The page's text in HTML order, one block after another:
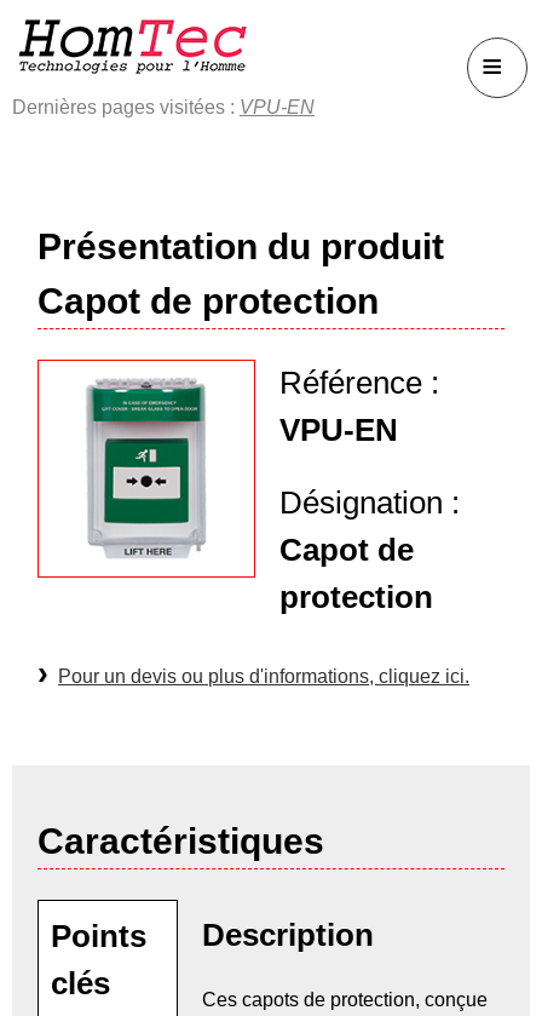
≡
Dernières pages visitées : VPU-EN
Présentation du produit
Capot de protection
Référence :
VPU-EN
Désignation :
Capot de
protection
Pour un devis ou plus d'informations, cliquez ici.
Caractéristiques
Points
clés
Description
Ces capots de protection, conçue